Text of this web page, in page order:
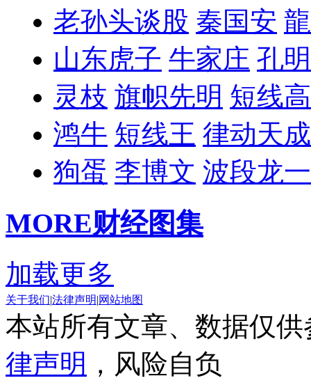
老孙头谈股 秦国安
山东虎子 牛家庄 孔
灵枝 旗帜先明 短线
鸿牛 短线王 律动天成
狗蛋 李博文 波段龙一
MORE财经图集
加载更多
关于我们|法律声明|网站地图
本站所有文章、数据仅
律声明 ，风险自负